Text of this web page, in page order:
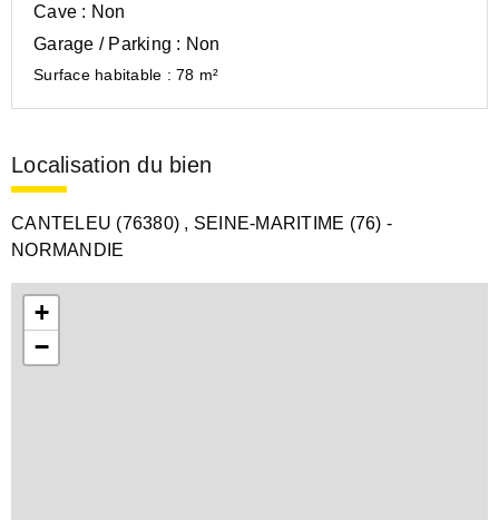
Cave : Non
Garage / Parking : Non
Surface habitable : 78 m²
Localisation du bien
CANTELEU (76380) , SEINE-MARITIME (76) -
NORMANDIE
+
−